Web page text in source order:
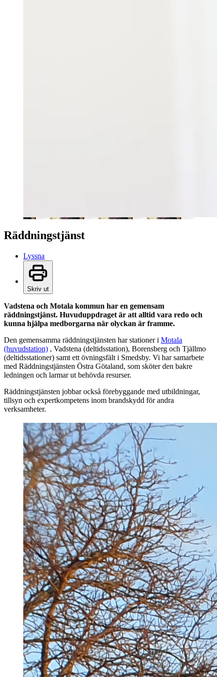
Räddningstjänst
Lyssna
Skriv ut
Vadstena och Motala kommun har en gemensam
räddningstjänst. Huvuduppdraget är att alltid vara redo och
kunna hjälpa medborgarna när olyckan är framme.
Den gemensamma räddningstjänsten har stationer i Motala
(huvudstation) , Vadstena (deltidsstation), Borensberg och Tjällmo
(deltidsstationer) samt ett övningsfält i Smedsby. Vi har samarbete
med Räddningstjänsten Östra Götaland, som sköter den bakre
ledningen och larmar ut behövda resurser.
Räddningstjänsten jobbar också förebyggande med utbildningar,
tillsyn och expertkompetens inom brandskydd för andra
verksamheter.